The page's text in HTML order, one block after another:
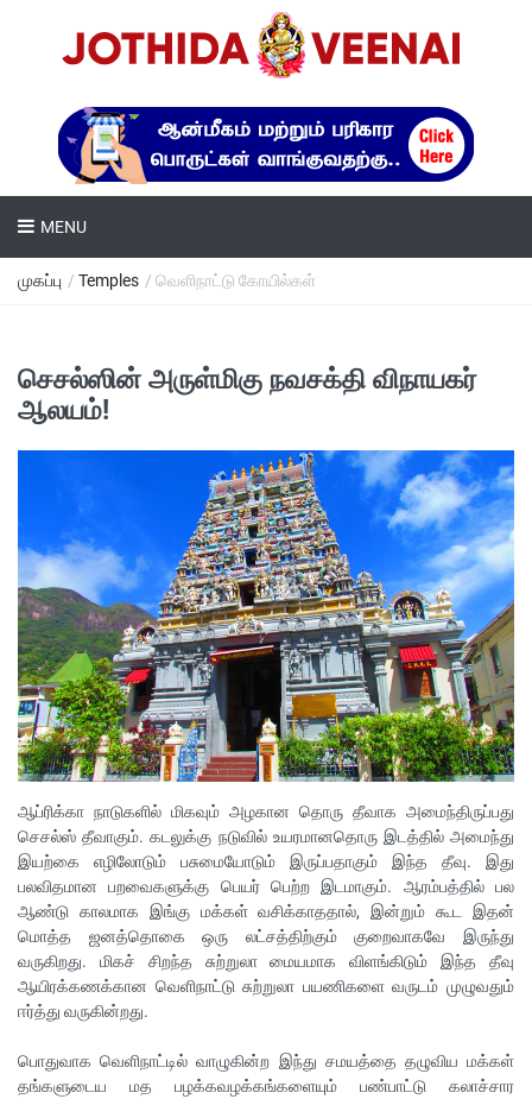
MENU
முகப்பு / Temples / வெளிநாட்டு கோயில்கள்
செசல்ஸின் அருள்மிகு நவசக்தி விநாயகர்
ஆலயம்!
ஆப்ரிக்கா நாடுகளில் மிகவும் அழகான தொரு தீவாக அமைந்திருப்பது
செசல்ஸ் தீவாகும். கடலுக்கு நடுவில் உயரமானதொரு இடத்தில் அமைந்து
இயற்கை எழிலோடும் பசுமையோடும் இருப்பதாகும் இந்த தீவு. இது
பலவிதமான பறவைகளுக்கு பெயர் பெற்ற இடமாகும். ஆரம்பத்தில் பல
ஆண்டு காலமாக இங்கு மக்கள் வசிக்காததால், இன்றும் கூட இதன்
மொத்த ஜனத்தொகை ஒரு லட்சத்திற்கும் குறைவாகவே இருந்து
வருகிறது. மிகச் சிறந்த சுற்றுலா மையமாக விளங்கிடும் இந்த தீவு
ஆயிரக்கணக்கான வெளிநாட்டு சுற்றுலா பயணிகளை வருடம் முழுவதும்
ஈர்த்து வருகின்றது.
பொதுவாக வெளிநாட்டில் வாழுகின்ற இந்து சமயத்தை தழுவிய மக்கள்
தங்களுடைய மத பழக்கவழக்கங்களையும் பண்பாட்டு கலாச்சார